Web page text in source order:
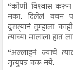
“कोणी विश्‍वास
नका. दिलेलं वचन
दुसर्‍यानं तुम्हाला
त्याच्या मालाला
“अल्लाहनं ज्याचे
मृत्युपत्र करू नये.